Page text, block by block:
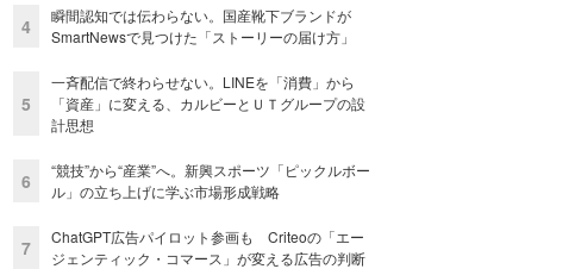
4
瞬間認知では伝わらない。国産靴下ブランドが
SmartNewsで見つけた「ストーリーの届け方」
5
一斉配信で終わらせない。LINEを「消費」から
「資産」に変える、カルビーとＵＴグループの設
計思想
6
“競技”から“産業”へ。新興スポーツ「ピックルボー
ル」の立ち上げに学ぶ市場形成戦略
7
ChatGPT広告パイロット参画も Criteoの「エー
ジェンティック・コマース」が変える広告の判断